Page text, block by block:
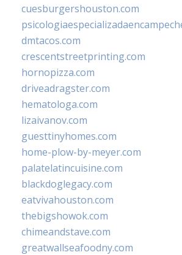
cuesburgershouston.com
dmtacos.com
crescentstreetprinting.com
hornopizza.com
driveadragster.com
hematologa.com
lizaivanov.com
guesttinyhomes.com
home-plow-by-meyer.com
palatelatincuisine.com
blackdoglegacy.com
eatvivahouston.com
thebigshowok.com
chimeandstave.com
greatwallseafoodny.com